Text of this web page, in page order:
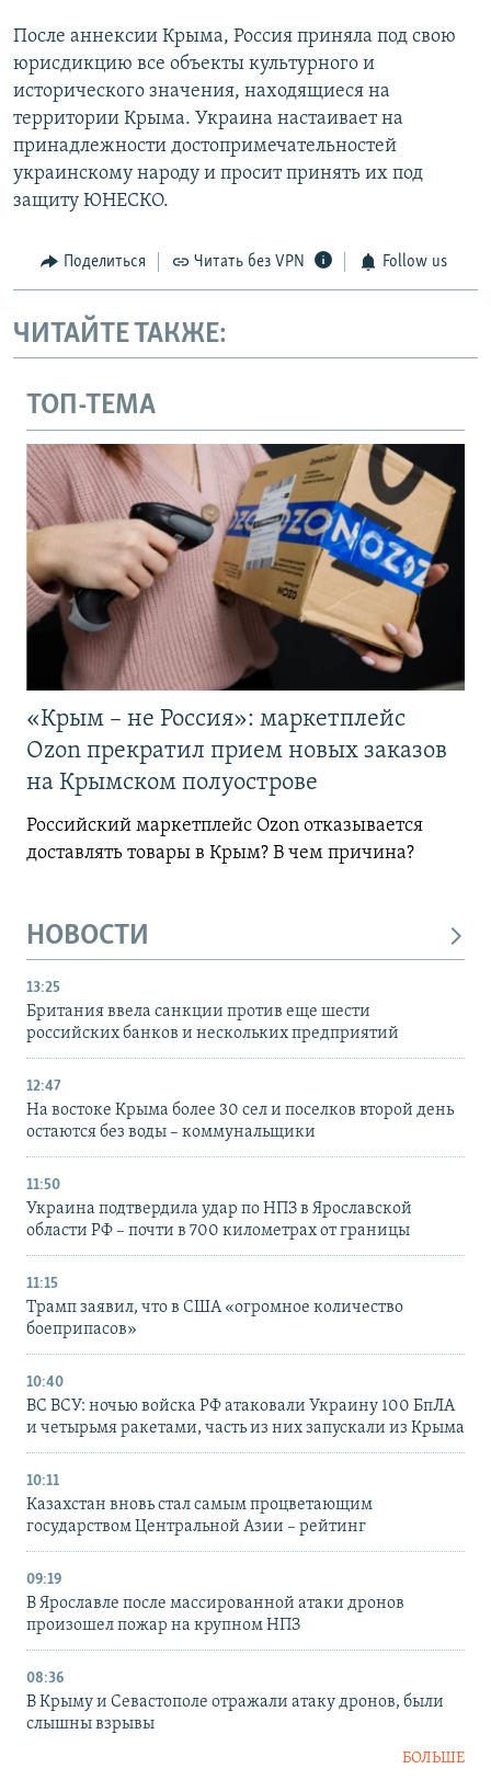
После аннексии Крыма, Россия приняла под свою
юрисдикцию все объекты культурного и
исторического значения, находящиеся на
территории Крыма. Украина настаивает на
принадлежности достопримечательностей
украинскому народу и просит принять их под
защиту ЮНЕСКО.
Поделиться Читать без VPN Follow us
ЧИТАЙТЕ ТАКЖЕ:
ТОП-ТЕМА
«Крым – не Россия»: маркетплейс
Ozon прекратил прием новых заказов
на Крымском полуострове
Российский маркетплейс Ozon отказывается
доставлять товары в Крым? В чем причина?
НОВОСТИ
13:25
Британия ввела санкции против еще шести
российских банков и нескольких предприятий
12:47
На востоке Крыма более 30 сел и поселков второй день
остаются без воды – коммунальщики
11:50
Украина подтвердила удар по НПЗ в Ярославской
области РФ – почти в 700 километрах от границы
11:15
Трамп заявил, что в США «огромное количество
боеприпасов»
10:40
ВС ВСУ: ночью войска РФ атаковали Украину 100 БпЛА
и четырьмя ракетами, часть из них запускали из Крыма
10:11
Казахстан вновь стал самым процветающим
государством Центральной Азии – рейтинг
09:19
В Ярославле после массированной атаки дронов
произошел пожар на крупном НПЗ
08:36
В Крыму и Севастополе отражали атаку дронов, были
слышны взрывы
БОЛЬШЕ